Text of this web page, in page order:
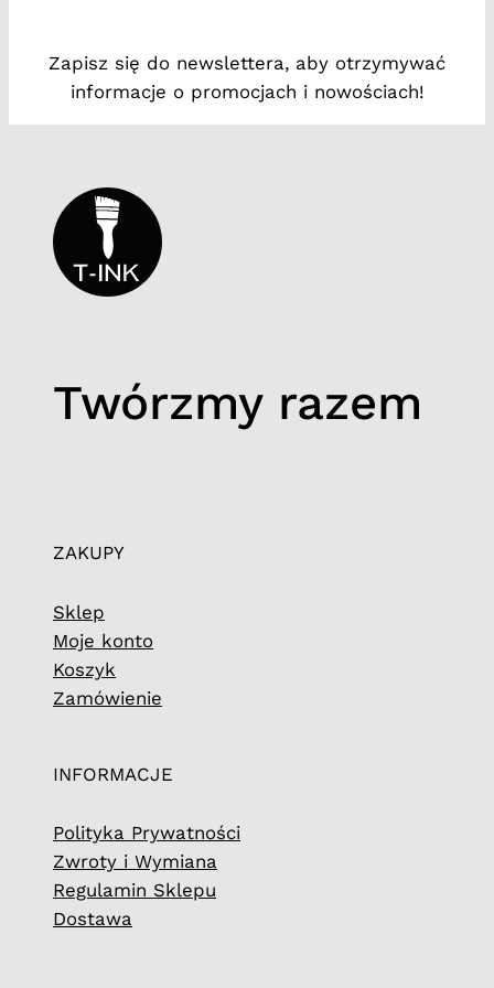
7
Zapisz się do newslettera, aby otrzymywać
informacje o promocjach i nowościach!
Twórzmy razem
ZAKUPY
Sklep
Moje konto
Koszyk
Zamówienie
INFORMACJE
Polityka Prywatności
Zwroty i Wymiana
Regulamin Sklepu
Dostawa